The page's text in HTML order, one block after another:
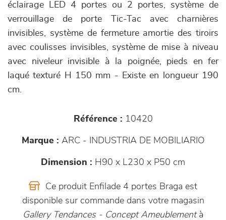
éclairage LED 4 portes ou 2 portes, système de
verrouillage de porte Tic-Tac avec charnières
invisibles, système de fermeture amortie des tiroirs
avec coulisses invisibles, système de mise à niveau
avec niveleur invisible à la poignée, pieds en fer
laqué texturé H 150 mm - Existe en longueur 190
cm.
Référence : 10420
Marque : ARC - INDUSTRIA DE MOBILIARIO
Dimension : H90 x L230 x P50 cm
Ce produit Enfilade 4 portes Braga est
disponible sur commande dans votre magasin
Gallery Tendances - Concept Ameublement à